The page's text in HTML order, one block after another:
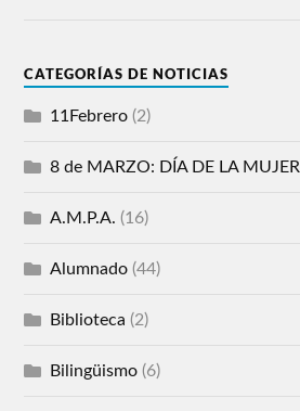
CATEGORÍAS DE NOTICIAS
11Febrero (2)
8 de MARZO: DÍA DE LA MUJER
A.M.P.A. (16)
Alumnado (44)
Biblioteca (2)
Bilingüismo (6)